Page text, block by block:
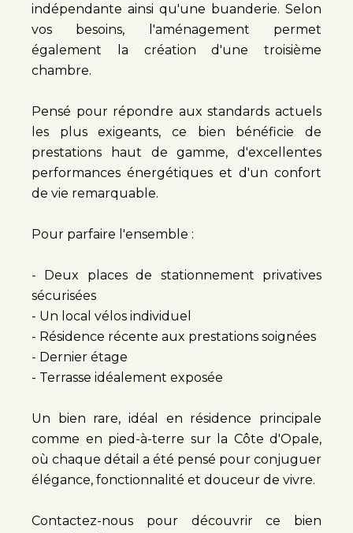
indépendante ainsi qu'une buanderie. Selon
vos besoins, l'aménagement permet
également la création d'une troisième
chambre.
Pensé pour répondre aux standards actuels
les plus exigeants, ce bien bénéficie de
prestations haut de gamme, d'excellentes
performances énergétiques et d'un confort
de vie remarquable.
Pour parfaire l'ensemble :
- Deux places de stationnement privatives
sécurisées
- Un local vélos individuel
- Résidence récente aux prestations soignées
- Dernier étage
- Terrasse idéalement exposée
Un bien rare, idéal en résidence principale
comme en pied-à-terre sur la Côte d'Opale,
où chaque détail a été pensé pour conjuguer
élégance, fonctionnalité et douceur de vivre.
Contactez-nous pour découvrir ce bien